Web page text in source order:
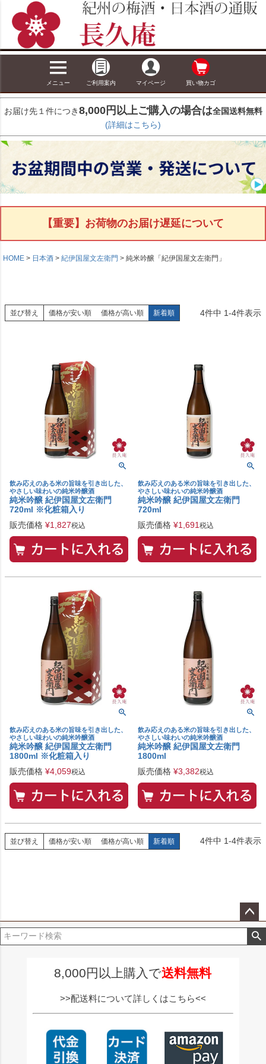
メニュー ご利用案内 マイページ 買い物カゴ
お届け先１件につき8,000円以上ご購入の場合は全国送料無料
(詳細はこちら)
【重要】お荷物のお届け遅延について
HOME 日本酒 紀伊国屋文左衛門 純米吟醸「紀伊国屋文左衛門」
並び替え 価格が安い順 価格が高い順 新着順 4件中 1-4件表示
飲み応えのある米の旨味を引き出した、
やさしい味わいの純米吟醸酒
純米吟醸 紀伊国屋文左衛門
720ml ※化粧箱入り
販売価格 ¥1,827税込
飲み応えのある米の旨味を引き出した、
やさしい味わいの純米吟醸酒
純米吟醸 紀伊国屋文左衛門
720ml
販売価格 ¥1,691税込
飲み応えのある米の旨味を引き出した、
やさしい味わいの純米吟醸酒
純米吟醸 紀伊国屋文左衛門
1800ml ※化粧箱入り
販売価格 ¥4,059税込
飲み応えのある米の旨味を引き出した、
やさしい味わいの純米吟醸酒
純米吟醸 紀伊国屋文左衛門
1800ml
販売価格 ¥3,382税込
並び替え 価格が安い順 価格が高い順 新着順 4件中 1-4件表示
ペー
ジト
8,000円以上購入で送料無料
>>配送料について詳しくはこちら<<